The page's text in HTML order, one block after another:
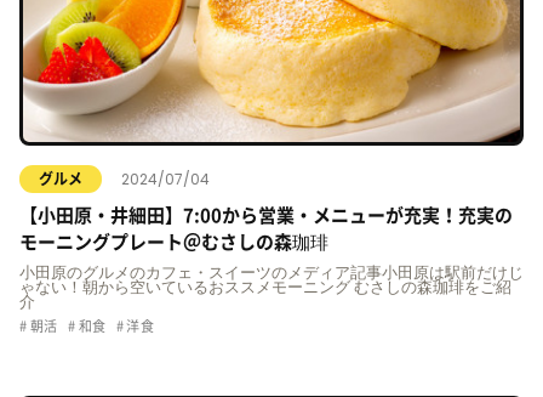
グルメ 2024/07/04
【小田原・井細田】7:00から営業・メニューが充実！充実の
モーニングプレート＠むさしの森珈琲
小田原のグルメのカフェ・スイーツのメディア記事小田原は駅前だけじ
ゃない！朝から空いているおススメモーニング むさしの森珈琲をご紹
介
朝活 和食 洋食